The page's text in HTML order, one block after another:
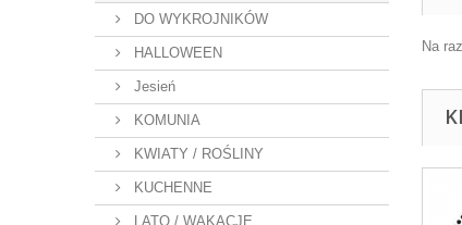
DO WYKROJNIKÓW
HALLOWEEN
Jesień
KOMUNIA
KWIATY / ROŚLINY
KUCHENNE
LATO / WAKACJE
Na